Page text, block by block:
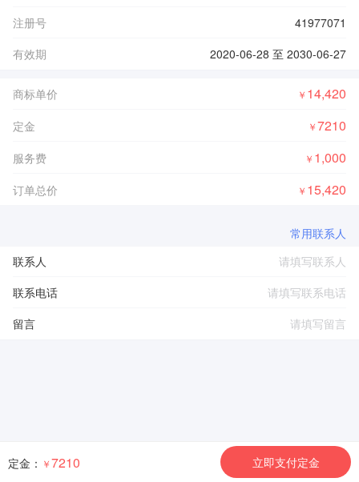
注册号
41977071
有效期
2020-06-28 至 2030-06-27
商标单价 ￥ 14,420
定金 ￥7210
服务费 ￥ 1,000
订单总价 ￥ 15,420
常用联系人
联系人
联系电话
留言
定金： ￥7210 立即支付定金